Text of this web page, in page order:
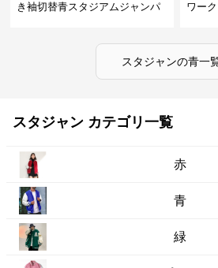
き袖切替青スタジアムジャンパ
ワー
スタジャンの青一
スタジャン カテゴリ一覧
赤
青
緑